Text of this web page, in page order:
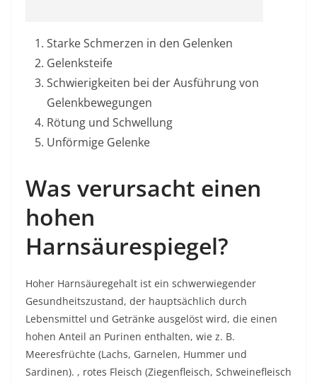
Starke Schmerzen in den Gelenken
Gelenksteife
Schwierigkeiten bei der Ausführung von
Gelenkbewegungen
Rötung und Schwellung
Unförmige Gelenke
Was verursacht einen
hohen
Harnsäurespiegel?
Hoher Harnsäuregehalt ist ein schwerwiegender
Gesundheitszustand, der hauptsächlich durch
Lebensmittel und Getränke ausgelöst wird, die einen
hohen Anteil an Purinen enthalten, wie z. B.
Meeresfrüchte (Lachs, Garnelen, Hummer und
Sardinen). , rotes Fleisch (Ziegenfleisch, Schweinefleisch